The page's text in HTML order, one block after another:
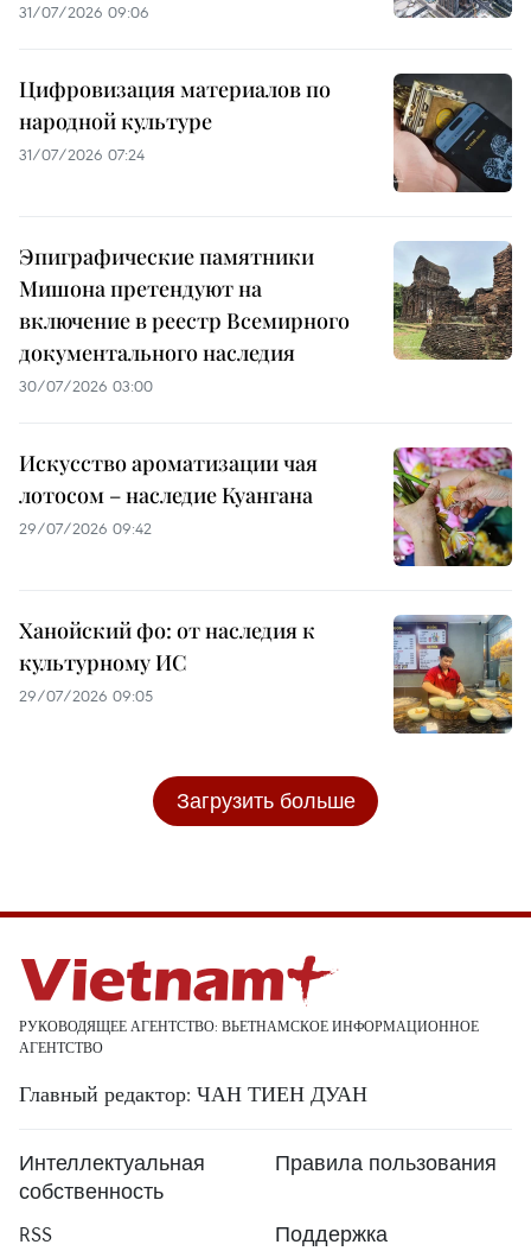
31/07/2026 09:06
Цифровизация материалов по
народной культуре
31/07/2026 07:24
Эпиграфические памятники
Мишона претендуют на
включение в реестр Всемирного
документального наследия
30/07/2026 03:00
Искусство ароматизации чая
лотосом – наследие Куангана
29/07/2026 09:42
Ханойский фо: от наследия к
культурному ИС
29/07/2026 09:05
Загрузить больше
РУКОВОДЯЩЕЕ АГЕНТСТВО: ВЬЕТНАМСКОЕ ИНФОРМАЦИОННОЕ
АГЕНТСТВО
Главный редактор: ЧАН ТИЕН ДУАН
Интеллектуальная
собственность
Правила пользования
RSS Поддержка